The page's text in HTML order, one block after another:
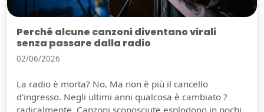
Perché alcune canzoni diventano virali
senza passare dalla radio
02/06/2026
La radio è morta? No. Ma non è più il cancello
d'ingresso. Negli ultimi anni qualcosa è cambiato ?